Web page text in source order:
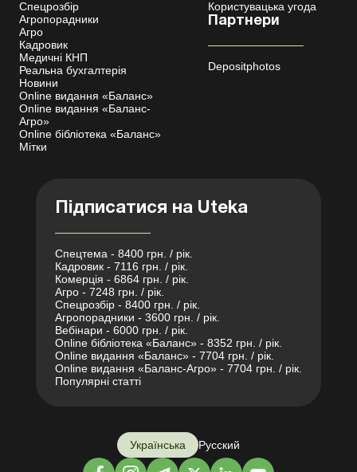
Спецрозбір
Агропорадники
Агро
Кадровик
Медичні КНП
Реальна бухгалтерія
Новини
Online видання «Баланс»
Online видання «Баланс-
Агро»
Online бібліотека «Баланс»
Мітки
Користувацька угода
Партнери
Depositphotos
Підписатися на Uteka
Спецтема - 8400 грн. / рік.
Кадровик - 7116 грн. / рік.
Комерція - 6864 грн. / рік.
Агро - 7248 грн. / рік.
Спецрозбір - 8400 грн. / рік.
Агропорадники - 3600 грн. / рік.
Вебінари - 6000 грн. / рік.
Online бібліотека «Баланс» - 8352 грн. / рік.
Online видання «Баланс» - 7704 грн. / рік.
Online видання «Баланс-Агро» - 7704 грн. / рік.
Популярні статті
Українська Русский